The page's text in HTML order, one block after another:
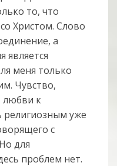
то, что
Христом. Слово
а
является
меня только
Чувство,
любви к
уже
с
для
проблем нет.